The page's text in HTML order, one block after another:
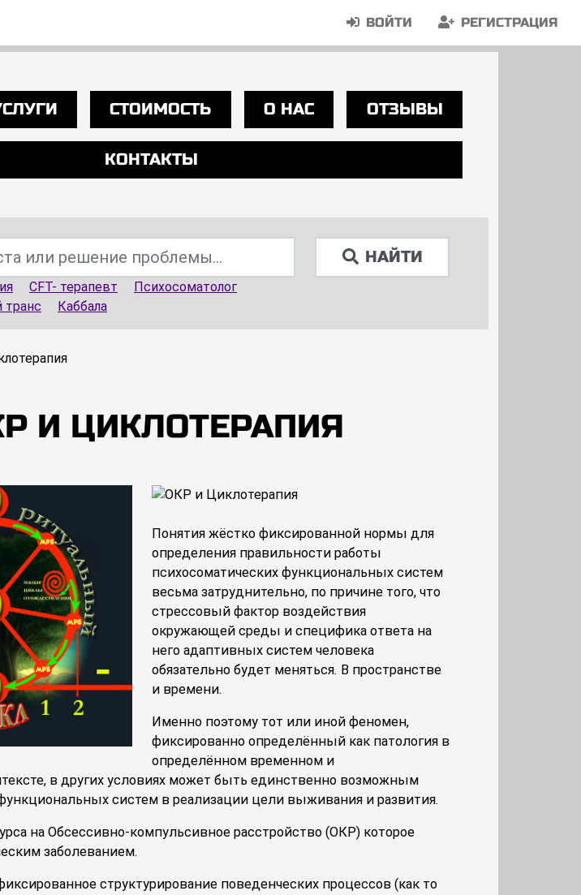
ВОЙТИ РЕГИСТРАЦИЯ
СТОИМОСТЬ О НАС ОТЗЫВЫ
КОНТАКТЫ
CFT- терапевт
Психосоматолог
транс Каббала
НАЙТИ
И ЦИКЛОТЕРАПИЯ
Понятия жёстко фиксированной нормы для
определения правильности работы
психосоматических функциональных систем
весьма затруднительно, по причине того, что
стрессовый фактор воздействия
окружающей среды и специфика ответа на
него адаптивных систем человека
обязательно будет меняться. В пространстве
и времени.
Именно поэтому тот или иной феномен,
фиксированно определённый как патология в
определённом временном и
в других условиях может быть единственно возможным
систем в реализации цели выживания и развития.
на Обсессивно-компульсивное расстройство (ОКР) которое
заболеванием.
структурирование поведенческих процессов (как то